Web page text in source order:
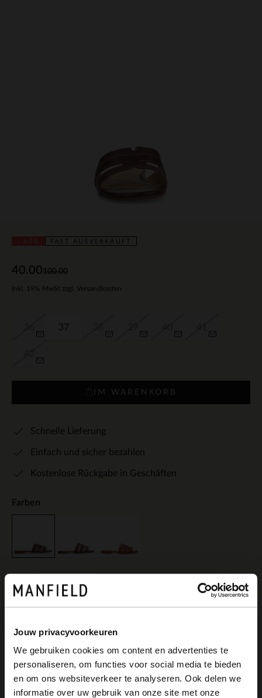
Jouw privacyvoorkeuren
We gebruiken cookies om content en advertenties te
personaliseren, om functies voor social media te bieden
en om ons websiteverkeer te analyseren. Ook delen we
informatie over uw gebruik van onze site met onze
FAST AUSVERKAUFT
100.00
40.00
Inkl. 19% MwSt zzgl. Versandkosten
37
IM WARENKORB
Schnelle Lieferung
Einfach und sicher bezahlen
Kostenlose Rückgabe in Geschäften
Farben
Produktbeschreibung
Bordeauxrote Ledersandalen der Marke
Manfield. Die Sandalen haben einen 1 cm
×
View this website in English?